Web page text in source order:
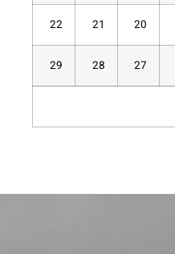
20
21
22
27
28
29